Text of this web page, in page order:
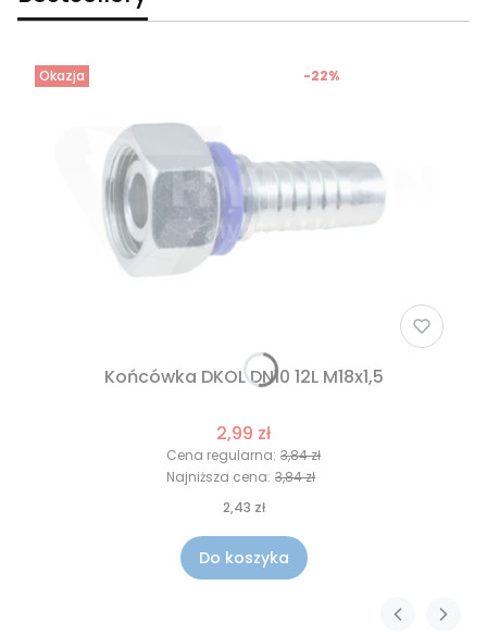
Okazja
Końcówka DKOL DN10 12L M18x1,5
2,99 zł
Cena regularna: 3,84 zł
-22%
Najniższa cena: 3,84 zł
2,43 zł
Do koszyka